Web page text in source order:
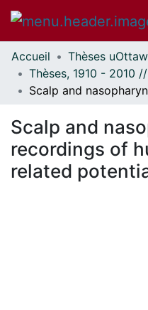
Communautés
et collections
Parcourir
À propos
Accueil
Scalp and
recordings of
related